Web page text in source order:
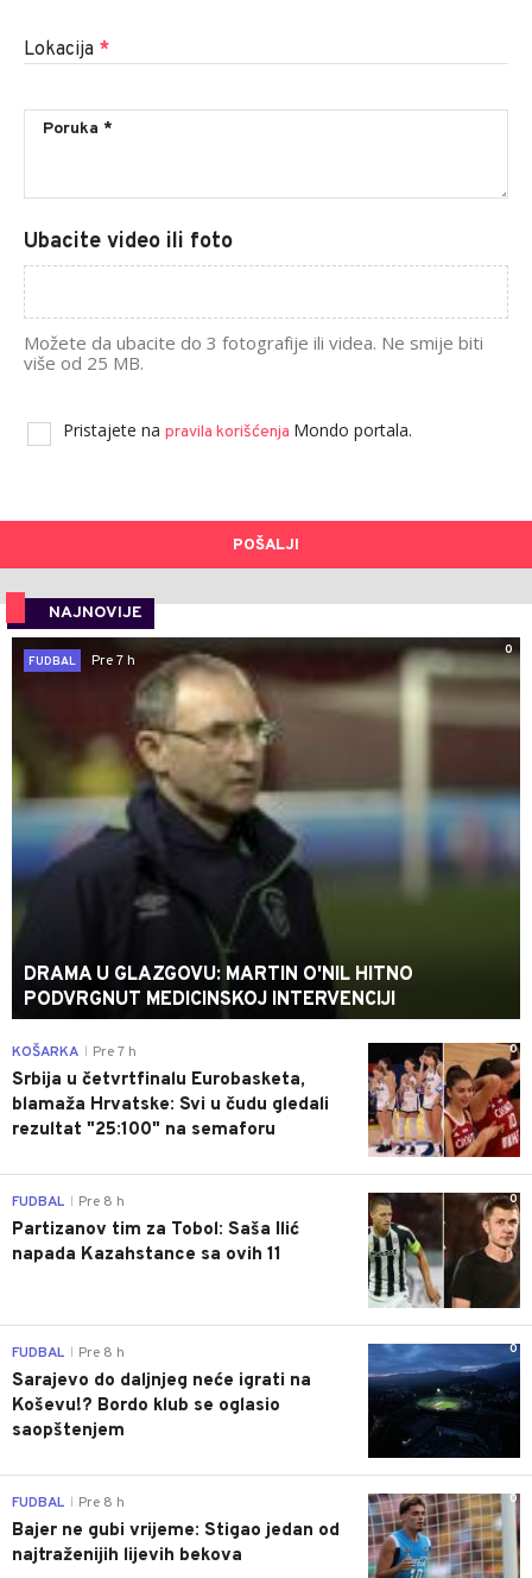
Lokacija *
Ubacite video ili foto
Možete da ubacite do 3 fotografije ili videa. Ne smije biti
više od 25 MB.
Pristajete na pravila korišćenja Mondo portala.
POŠALJI
NAJNOVIJE
0
FUDBAL
Pre 7 h
DRAMA U GLAZGOVU: MARTIN O'NIL HITNO
PODVRGNUT MEDICINSKOJ INTERVENCIJI
0
KOŠARKA Pre 7 h
Srbija u četvrtfinalu Eurobasketa,
blamaža Hrvatske: Svi u čudu gledali
rezultat "25:100" na semaforu
0
FUDBAL Pre 8 h
Partizanov tim za Tobol: Saša Ilić
napada Kazahstance sa ovih 11
0
FUDBAL Pre 8 h
Sarajevo do daljnjeg neće igrati na
Koševu!? Bordo klub se oglasio
saopštenjem
0
FUDBAL Pre 8 h
Bajer ne gubi vrijeme: Stigao jedan od
najtraženijih lijevih bekova